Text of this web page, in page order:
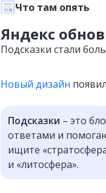
Что там опять
Яндекс
Подсказки стали
Новый дизайн
Подсказки – это
ответами и
ищите
и «литосфера».